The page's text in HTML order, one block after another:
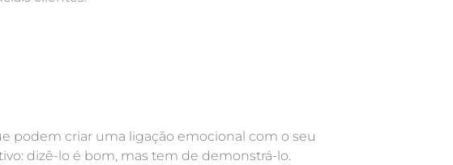
podem criar uma ligação emocional com o seu
dizê-lo é bom, mas tem de demonstrá-lo.